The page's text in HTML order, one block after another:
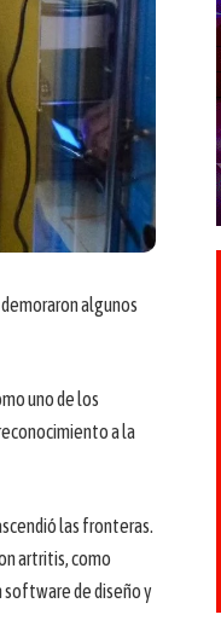
algunos
uno de los
a la
las fronteras.
artritis, como
software de diseño y